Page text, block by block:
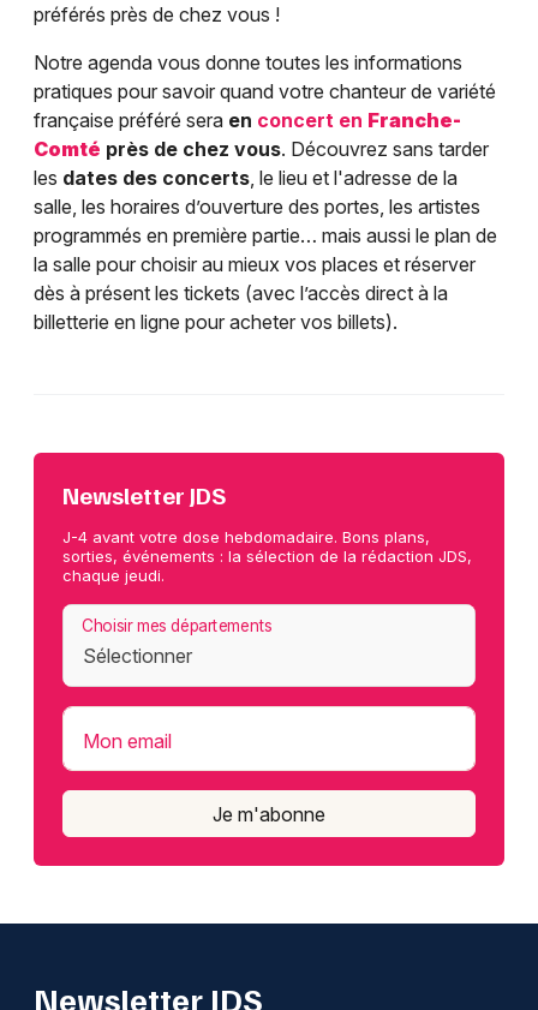
préférés près de chez vous !
Notre agenda vous donne toutes les informations
pratiques pour savoir quand votre chanteur de variété
française préféré sera en concert en Franche-
Comté près de chez vous. Découvrez sans tarder
les dates des concerts, le lieu et l'adresse de la
salle, les horaires d’ouverture des portes, les artistes
programmés en première partie… mais aussi le plan de
la salle pour choisir au mieux vos places et réserver
dès à présent les tickets (avec l’accès direct à la
billetterie en ligne pour acheter vos billets).
Newsletter JDS
J-4 avant votre dose hebdomadaire. Bons plans,
sorties, événements : la sélection de la rédaction JDS,
chaque jeudi.
Choisir mes départements
Mon email
Je m'abonne
Newsletter JDS